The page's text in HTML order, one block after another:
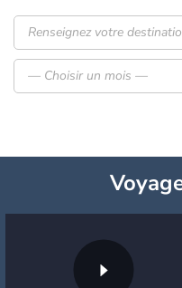
— Choisir un mois —